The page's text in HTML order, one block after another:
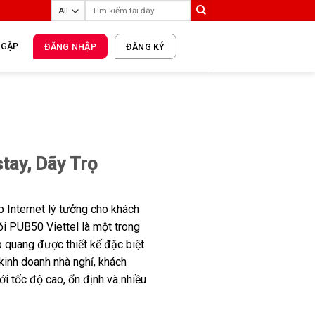
ĐĂNG NHẬP ĐĂNG KÝ
Dãy Trọ
Internet lý tưởng cho khách
PUB50 Viettel là một trong
được thiết kế đặc biệt
doanh nhà nghỉ, khách
tốc độ cao, ổn định và nhiều